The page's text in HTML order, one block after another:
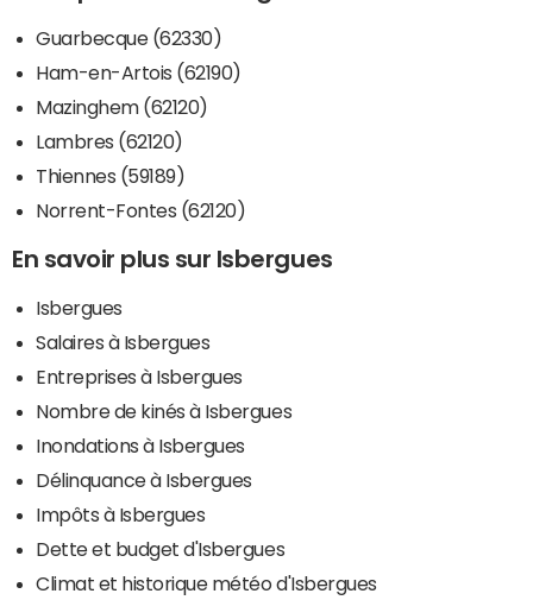
Guarbecque (62330)
Ham-en-Artois (62190)
Mazinghem (62120)
Lambres (62120)
Thiennes (59189)
Norrent-Fontes (62120)
En savoir plus sur Isbergues
Isbergues
Salaires à Isbergues
Entreprises à Isbergues
Nombre de kinés à Isbergues
Inondations à Isbergues
Délinquance à Isbergues
Impôts à Isbergues
Dette et budget d'Isbergues
Climat et historique météo d'Isbergues